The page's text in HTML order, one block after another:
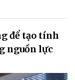
để tạo tính
nguồn lực